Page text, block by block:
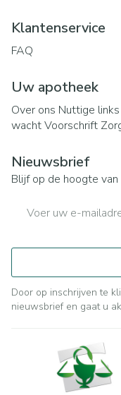
Klantenservice
FAQ
Uw apotheek
Over ons Nuttige links
wachtVoorschrift
Nieuwsbrief
Blijf op de hoogte
Door op inschrijven te
nieuwsbrief en gaat u